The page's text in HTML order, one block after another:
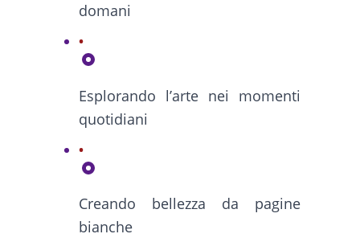
domani
Esplorando l’arte nei momenti
quotidiani
Creando bellezza da pagine
bianche